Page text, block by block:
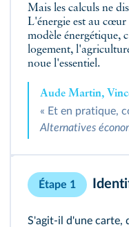
Mais les calculs ne
L'énergie est au cœur
modèle énergétique,
logement,
noue l'essentiel.
Aude Martin,
« Et en pratique,
Alternatives
Étape 1
S'agit‑il d'une carte,